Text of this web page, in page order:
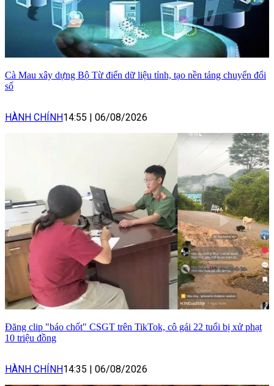
Cà Mau xây dựng Bộ Từ điển dữ liệu tỉnh, tạo nền tảng chuyển đổi
số
HÀNH CHÍNH14:55 06/08/2026
Đăng clip "báo chốt" CSGT trên TikTok, cô gái 22 tuổi bị xử phạt
10 triệu đồng
HÀNH CHÍNH14:35 06/08/2026